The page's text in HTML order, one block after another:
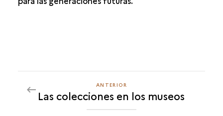
ANTERIOR
VALORIZACIÓN
DE
ANTERIOR
Las colecciones en los museos